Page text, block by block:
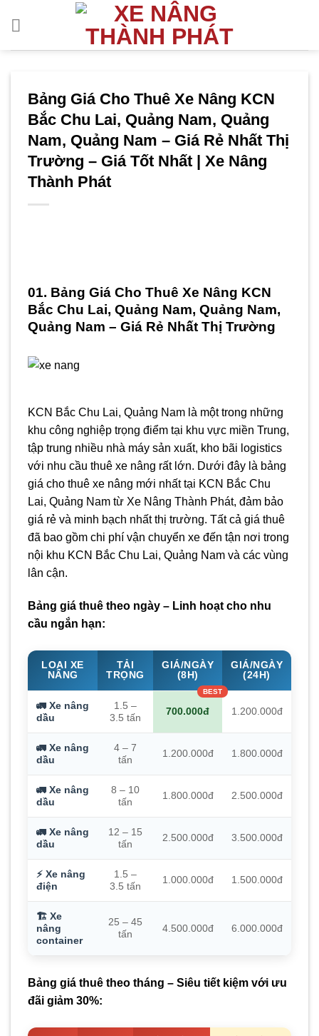
Bảng Giá Cho Thuê Xe Nâng KCN
Bắc Chu Lai, Quảng Nam, Quảng
Nam, Quảng Nam – Giá Rẻ Nhất Thị
Trường – Giá Tốt Nhất | Xe Nâng
Thành Phát
01. Bảng Giá Cho Thuê Xe Nâng KCN
Bắc Chu Lai, Quảng Nam, Quảng Nam,
Quảng Nam – Giá Rẻ Nhất Thị Trường
KCN Bắc Chu Lai, Quảng Nam là một trong những
khu công nghiệp trọng điểm tại khu vực miền Trung,
tập trung nhiều nhà máy sản xuất, kho bãi logistics
với nhu cầu thuê xe nâng rất lớn. Dưới đây là bảng
giá cho thuê xe nâng mới nhất tại KCN Bắc Chu
Lai, Quảng Nam từ Xe Nâng Thành Phát, đảm bảo
giá rẻ và minh bạch nhất thị trường. Tất cả giá thuê
đã bao gồm chi phí vận chuyển xe đến tận nơi trong
nội khu KCN Bắc Chu Lai, Quảng Nam và các vùng
lân cận.
Bảng giá thuê theo ngày – Linh hoạt cho nhu
cầu ngắn hạn:
LOẠI XE
NÂNG
TẢI
TRỌNG
GIÁ/NGÀY
(8H)
GIÁ/NGÀY
(24H)
🚛 Xe nâng
dầu
1.5 –
3.5 tấn
700.000đ 1.200.000đ
🚛 Xe nâng
dầu
4 – 7
tấn
1.200.000đ 1.800.000đ
🚛 Xe nâng
dầu
8 – 10
tấn
1.800.000đ 2.500.000đ
🚛 Xe nâng
dầu
12 – 15
tấn
2.500.000đ 3.500.000đ
⚡ Xe nâng
điện
1.5 –
3.5 tấn
1.000.000đ 1.500.000đ
🏗️ Xe
nâng
container
25 – 45
tấn
4.500.000đ 6.000.000đ
Bảng giá thuê theo tháng – Siêu tiết kiệm với ưu
đãi giảm 30%: